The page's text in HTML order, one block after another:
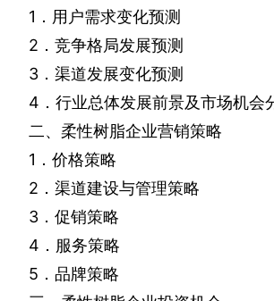
1 ．用户需求变化预测
2 ．竞争格局发展预测
3 ．渠道发展变化预测
4 ．行业总体发展前景及市场机会
二、柔性树脂企业营销策略
1 ．价格策略
2 ．渠道建设与管理策略
3 ．促销策略
4 ．服务策略
5 ．品牌策略